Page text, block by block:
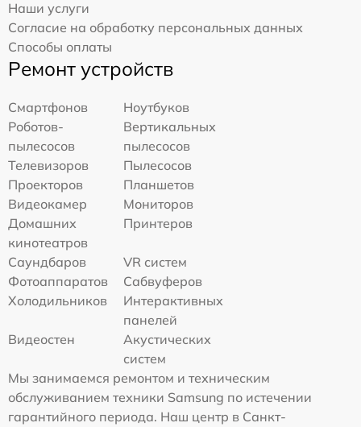
Наши услуги
Согласие на обработку персональных данных
Способы оплаты
Ремонт устройств
Смартфонов
Ноутбуков
Роботов-
пылесосов
Вертикальных
пылесосов
Телевизоров
Пылесосов
Проекторов
Планшетов
Видеокамер
Мониторов
Домашних
кинотеатров
Принтеров
Саундбаров
VR систем
Фотоаппаратов
Сабвуферов
Холодильников
Интерактивных
панелей
Видеостен
Акустических
систем
Мы занимаемся ремонтом и техническим
обслуживанием техники Samsung по истечении
гарантийного периода. Наш центр в Санкт-